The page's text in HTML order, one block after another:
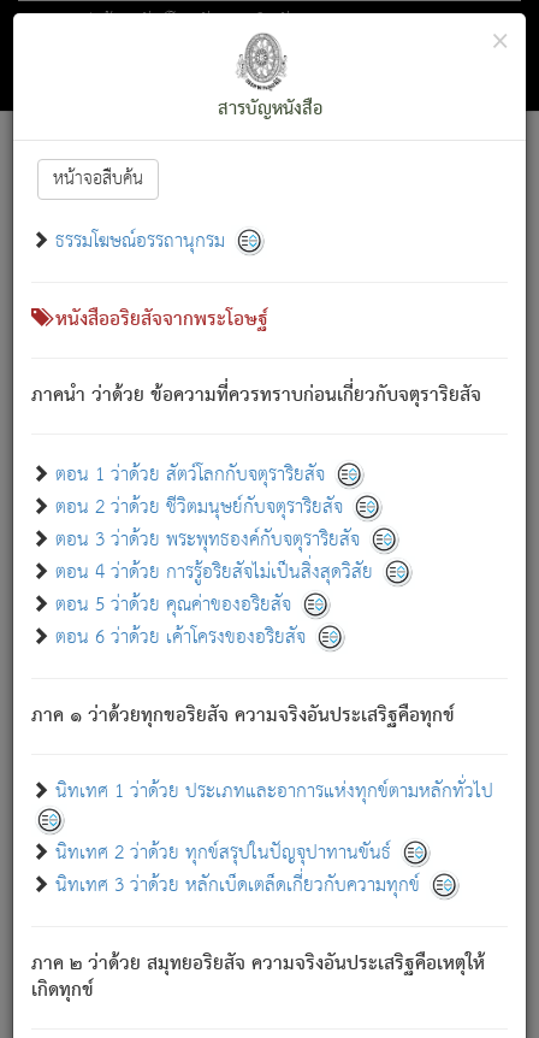
ตอน 1 ว่าด้วย สัตว์โลกกับจตุราริยสัจ
สารบัญ×
สารบัญหนังสือ
หน้าจอสืบค้น
ธรรมโฆษณ์อรรถานุกรม
หนังสืออริยสัจจากพระโอษฐ์
ภาคนำ ว่าด้วย ข้อความที่ควรทราบก่อนเกี่ยวกับจตุราริยสัจ
ตอน 1 ว่าด้วย สัตว์โลกกับจตุราริยสัจ
ตอน 2 ว่าด้วย ชีวิตมนุษย์กับจตุราริยสัจ
ตอน 3 ว่าด้วย พระพุทธองค์กับจตุราริยสัจ
ตอน 4 ว่าด้วย การรู้อริยสัจไม่เป็นสิ่งสุดวิสัย
ตอน 5 ว่าด้วย คุณค่าของอริยสัจ
ตอน 6 ว่าด้วย เค้าโครงของอริยสัจ
ภาค ๑ ว่าด้วยทุกขอริยสัจ ความจริงอันประเสริฐคือทุกข์
นิทเทศ 1 ว่าด้วย ประเภทและอาการแห่งทุกข์ตามหลักทั่วไป
นิทเทศ 2 ว่าด้วย ทุกข์สรุปในปัญจุปาทานขันธ์
นิทเทศ 3 ว่าด้วย หลักเบ็ดเตล็ดเกี่ยวกับความทุกข์
ภาค ๒ ว่าด้วย สมุทยอริยสัจ ความจริงอันประเสริฐคือเหตุให้
เกิดทุกข์
Font :15 ]||
สัตว์โลกนี้ เกิดความเดือดร้อนแล้ว มีผัสสะบังหน้า
เขาสำคัญสิ่งใด โดยความเป็นประการใด แต่สิ่งนั้นย่อมเป็น
(ตามที่เป็นจริง) โดยประการอื่นจากที่เขาสำคัญนั้น
สัตว์โลกติดข้องอยู่ในภพ ถูกภพบังหน้าแล้ว มีภพโดยความ
เป็นอย่างอื่น (จากที่มันเป็นอยู่จริง) จึงได้เพลิดเพลินยิ่งนักในภพ
เขาเพลิดเพลินยิ่งนักในสิ่งใด สิ่งนั้นเป็นภัย (ที่เขาไม่รู้จัก)
เขากลัวต่อสิ่งใดสิ่งนั้นเป็นทุกข์
พรหมจรรย์นี้ อันบุคคลย่อมประพฤติ ก็เพื่อการละขาดซึ่ง
ภพ.
สมณะหรือพราหมณ์เหล่าใด กล่าวความหลุดพ้นจากภพว่า
มีได้เพราะภพ เรากล่าวว่า สมณะหรือพราหมณ์ทั้งปวงนั้น
มิใช่ผู้หลดพ้นจากภพ.
ภพ ว่ามีได้เพราะวิภพ[2]: เรากล่าวว่า สมณะหรือพราหมณ์ทั้ง
ปวงนั้น ก็ยังสลัดภพออกไปไม่ได้.
ก็ทุกข์นี้มีขึ้น เพราะอาศัยซึ่งอุปธิทั้งปวง.
เพราะความสิ้นไปแห่งอุปาทานทั้งปวง ความเกิดขึ้นแห่ง
ทุกข์จึงไม่มี.
ท่านจงดูโลกนี้เถิด (จะเห็นว่า) สัตว์ทั้งหลายอันอวิชาหนา
แน่นบังหนาแล้ว; และว่า สัตว์ผู้ยินดีในภพอันเป็นแล้วนั้น ย่อม
อันเป็นไปในที่หรือเวลาทั้งปวง[3]เพื่อความมีแห่งประโยชน์โดย
ประการทั้งปวง; ภพทั้งหลายทั้งหมดนั้น ไม่เที่ยง เป็นทุกข์ มี
ความแปรปรวนเป็นธรรมดา.